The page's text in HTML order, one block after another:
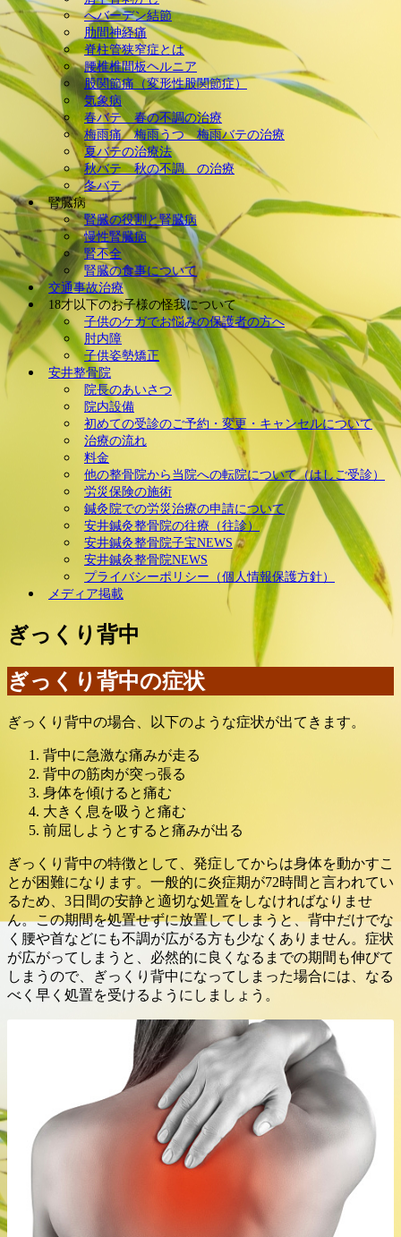
へバーデン結節
肋間神経痛
脊柱管狭窄症とは
腰椎椎間板ヘルニア
股関節痛（変形性股関節症）
気象病
春バテ 春の不調の治療
梅雨痛 梅雨うつ 梅雨バテの治療
夏バテの治療法
秋バテ 秋の不調 の治療
冬バテ
腎臓病
腎臓の役割と腎臓病
慢性腎臓病
腎不全
腎臓の食事について
交通事故治療
18才以下のお子様の怪我について
子供のケガでお悩みの保護者の方へ
肘内障
子供姿勢矯正
安井整骨院
院長のあいさつ
院内設備
初めての受診のご予約・変更・キャンセルについて
治療の流れ
料金
他の整骨院から当院への転院について（はしご受診）
労災保険の施術
鍼灸院での労災治療の申請について
安井鍼灸整骨院の往療（往診）
安井鍼灸整骨院子宝NEWS
安井鍼灸整骨院NEWS
プライバシーポリシー（個人情報保護方針）
メディア掲載
ぎっくり背中
ぎっくり背中の症状
ぎっくり背中の場合、以下のような症状が出てきます。
背中に急激な痛みが走る
背中の筋肉が突っ張る
身体を傾けると痛む
大きく息を吸うと痛む
前屈しようとすると痛みが出る
ぎっくり背中の特徴として、発症してからは身体を動かすこ
とが困難になります。一般的に炎症期が72時間と言われてい
るため、3日間の安静と適切な処置をしなければなりませ
ん。この期間を処置せずに放置してしまうと、背中だけでな
く腰や首などにも不調が広がる方も少なくありません。症状
が広がってしまうと、必然的に良くなるまでの期間も伸びて
しまうので、ぎっくり背中になってしまった場合には、なる
べく早く処置を受けるようにしましょう。